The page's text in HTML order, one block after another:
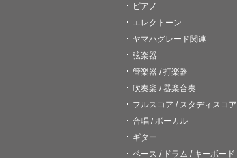
ピアノ
エレクトーン
ヤマハグレード関連
弦楽器
管楽器 / 打楽器
吹奏楽 / 器楽合奏
フルスコア / スタディスコア
合唱 / ボーカル
ギター
ベース / ドラム / キーボード